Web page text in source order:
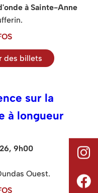
à Sainte-Anne
des billets
sur la
à longueur
9h00
Ouest.